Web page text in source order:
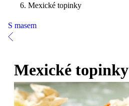
Mexické topinky
S masem
Mexické topinky